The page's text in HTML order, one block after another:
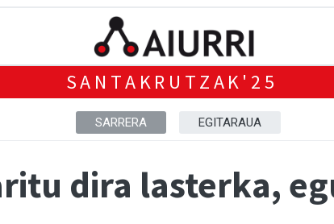
SANTAKRUTZAK'25
SARRERA EGITARAUA
dira lasterka,